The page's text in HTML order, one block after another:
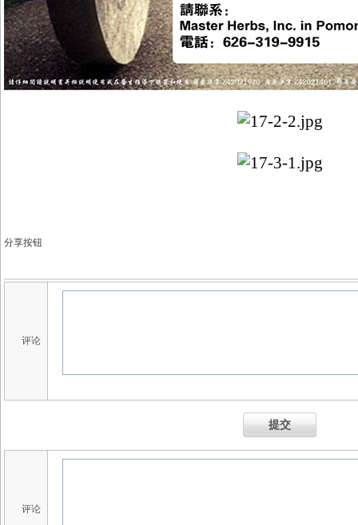
分享按钮
评论
提交
评论